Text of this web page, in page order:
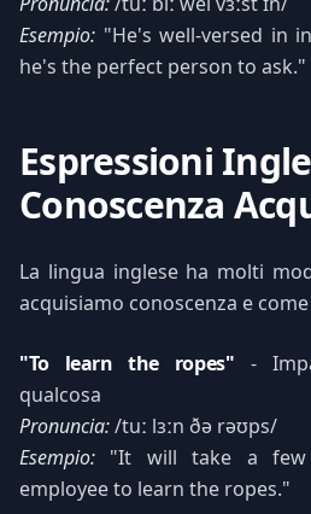
Esempio: "He's well-versed in
he's the perfect person to ask."
Espressioni
Conoscenza
La lingua inglese ha molti
acquisiamo conoscenza e
"To learn the ropes" -
qualcosa
Pronuncia:/tuː lɜːn ðə rəʊps/
Esempio: "It will take a
employee to learn the ropes."